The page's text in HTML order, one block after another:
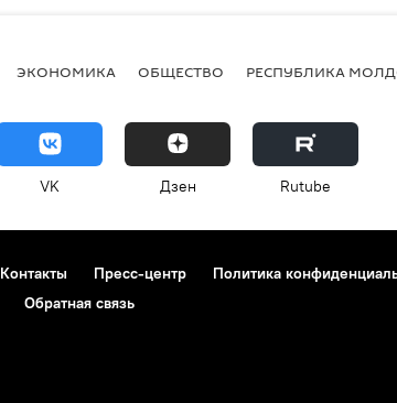
ЭКОНОМИКА ОБЩЕСТВО РЕСПУБЛИКА
VK Дзен Rutube
Контакты Пресс-центр Политика
Обратная связь